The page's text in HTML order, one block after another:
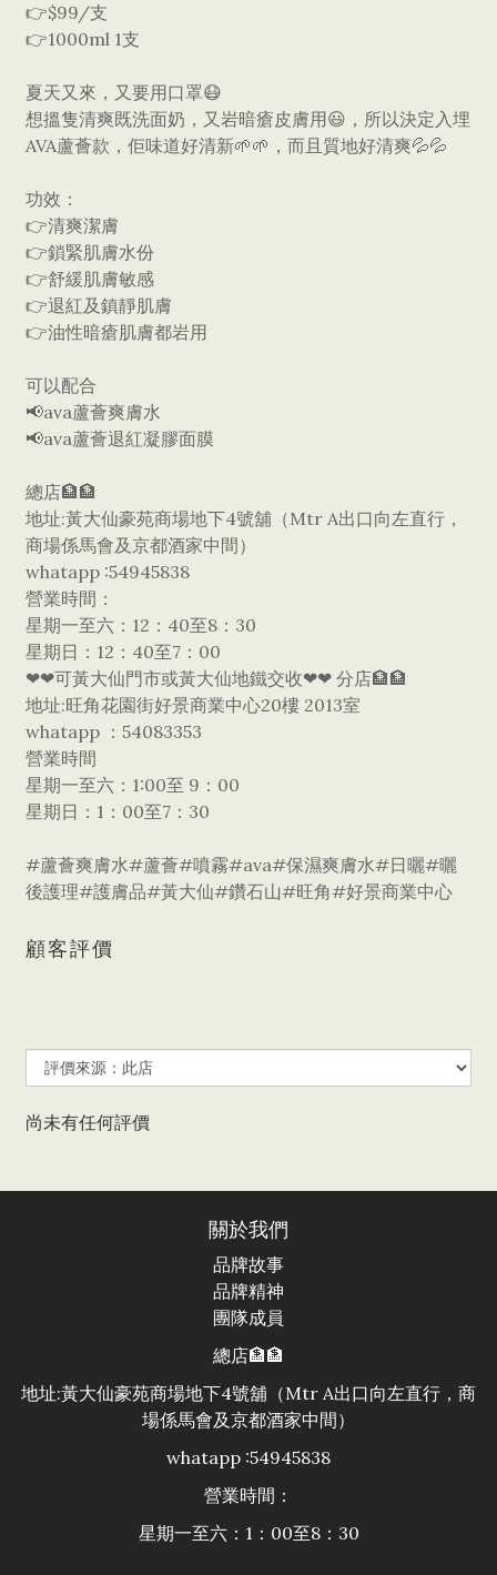
👉$99/支
👉1000ml 1支
夏天又來，又要用口罩😷
想搵隻清爽既洗面奶，又岩暗瘡皮膚用😃，所以決定入埋
AVA蘆薈款，佢味道好清新🌱🌱，而且質地好清爽💦💦
功效：
👉清爽潔膚
👉鎖緊肌膚水份
👉舒緩肌膚敏感
👉退紅及鎮靜肌膚
👉油性暗瘡肌膚都岩用
可以配合
📢ava蘆薈爽膚水
📢ava蘆薈退紅凝膠面膜
總店🏦🏦
地址:黃大仙豪苑商場地下4號舖（Mtr A出口向左直行，
商場係馬會及京都酒家中間）
whatapp :54945838
營業時間：
星期一至六：12：40至8：30
星期日：12：40至7：00
❤❤可黃大仙門市或黃大仙地鐵交收❤❤ 分店🏦🏦
地址:旺角花園街好景商業中心20樓 2013室
whatapp ：54083353
營業時間
星期一至六：1:00至 9：00
星期日：1：00至7：30
#蘆薈爽膚水#蘆薈#噴霧#ava#保濕爽膚水#日曬#曬
後護理#護膚品#黃大仙#鑽石山#旺角#好景商業中心
顧客評價
尚未有任何評價
關於我們
品牌故事
品牌精神
團隊成員
總店🏦🏦
地址:黃大仙豪苑商場地下4號舖（Mtr A出口向左直行，商
場係馬會及京都酒家中間）
whatapp :54945838
營業時間：
星期一至六：1：00至8：30